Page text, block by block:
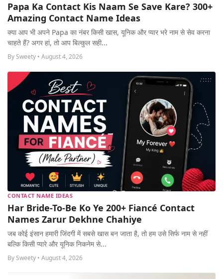
Papa Ka Contact Kis Naam Se Save Kare? 300+
Amazing Contact Name Ideas
क्या आप भी अपने Papa का नंबर किसी खास, यूनिक और प्यार भरे नाम से सेव करना
चाहते हैं? अगर हां, तो आप बिल्कुल सही...
By Sweety • August 4, 2026
CONTACT NAME IDEAS
Har Bride-To-Be Ko Ye 200+ Fiancé Contact
Names Zarur Dekhne Chahiye
जब कोई इंसान हमारी जिंदगी में सबसे खास बन जाता है, तो हम उसे सिर्फ नाम से नहीं
बल्कि किसी प्यारे और यूनिक निकनेम से...
By Sweety • August 4, 2026